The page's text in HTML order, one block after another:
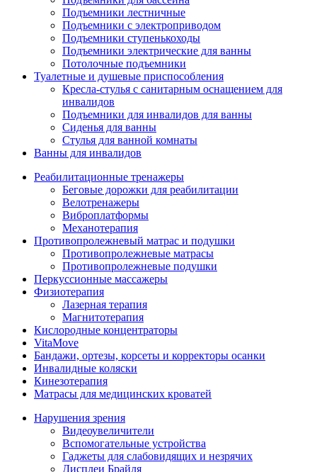
Подъемники лестничные
Подъемники с электроприводом
Подъемники ступенькоходы
Подъемники электрические для ванны
Потолочные подъемники
Туалетные и душевые приспособления
Кресла-стулья с санитарным оснащением для
инвалидов
Подъемники для инвалидов для ванны
Сиденья для ванны
Стулья для ванной комнаты
Ванны для инвалидов
Реабилитационные тренажеры
Беговые дорожки для реабилитации
Велотренажеры
Виброплатформы
Механотерапия
Противопролежневый матрас и подушки
Противопролежневые матрасы
Противопролежневые подушки
Перкуссионные массажеры
Физиотерапия
Лазерная терапия
Магнитотерапия
Кислородные концентраторы
VitaMove
Бандажи, ортезы, корсеты и корректоры осанки
Инвалидные коляски
Кинезотерапия
Матрасы для медицинских кроватей
Нарушения зрения
Видеоувеличители
Вспомогательные устройства
Гаджеты для слабовидящих и незрячих
Дисплеи Брайля